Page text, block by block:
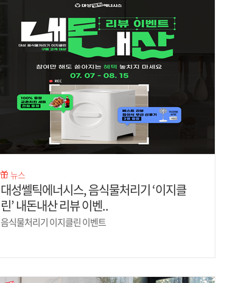
뉴스
대성쎌틱에너시스, 음식물처리기 ‘이지클
린’ 내돈내산 리뷰 이벤..
음식물처리기 이지클린 이벤트